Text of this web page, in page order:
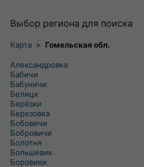
Выбор региона для поиска
Карта > Гомельская обл.
Александровка
Бабичи
Бабуничи
Белицк
Берёзки
Березовка
Бобовичи
Бобровичи
Болотня
Большевик
Боровики